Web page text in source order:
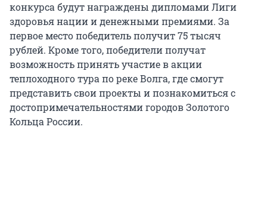
конкурса будут награждены дипломами Лиги
здоровья нации и денежными премиями. За
первое место победитель получит 75 тысяч
рублей. Кроме того, победители получат
возможность принять участие в акции
теплоходного тура по реке Волга, где смогут
представить свои проекты и познакомиться с
достопримечательностями городов Золотого
Кольца России.